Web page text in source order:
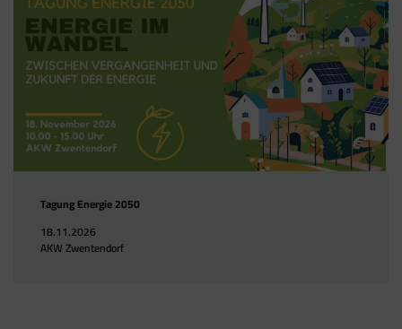
Tagung Energie 2050
18.11.2026
AKW Zwentendorf